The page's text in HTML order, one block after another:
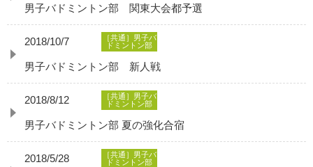
男子バドミントン部 関東大会都予選
2018/10/7
［共通］男子バ
ドミントン部
男子バドミントン部 新人戦
2018/8/12
［共通］男子バ
ドミントン部
男子バドミントン部 夏の強化合宿
2018/5/28
［共通］男子バ
ドミントン部